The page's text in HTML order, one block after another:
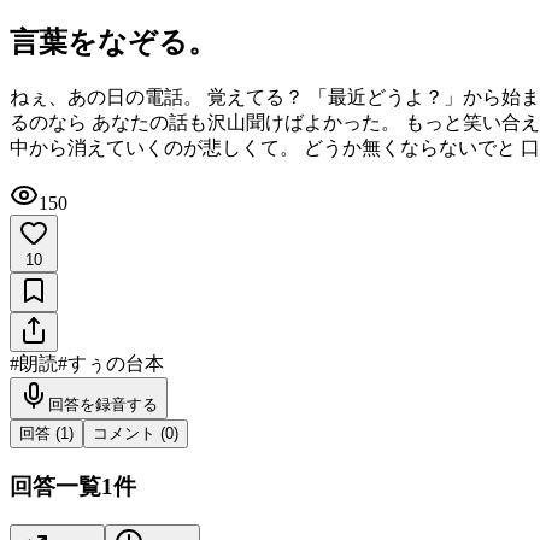
言葉をなぞる。
ねぇ、あの日の電話。 覚えてる？ 「最近どうよ？」から始
るのなら あなたの話も沢山聞けばよかった。 もっと笑い合
中から消えていくのが悲しくて。 どうか無くならないでと
150
10
#朗読#すぅの台本
回答を録音する
回答 (1 ) コメント (0)
回答一覧1件